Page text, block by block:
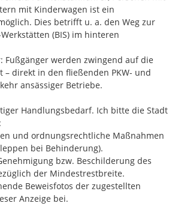
mit Kinderwagen ist ein
Dies betrifft u. a. den Weg zur
(BIS) im hinteren
Fußgänger werden zwingend auf die
– direkt in den fließenden PKW- und
ansässiger Betriebe.
Handlungsbedarf. Ich bitte die Stadt
und ordnungsrechtliche Maßnahmen
bei Behinderung).
bzw. Beschilderung des
der Mindestrestbreite.
Beweisfotos der zugestellten
Anzeige bei.